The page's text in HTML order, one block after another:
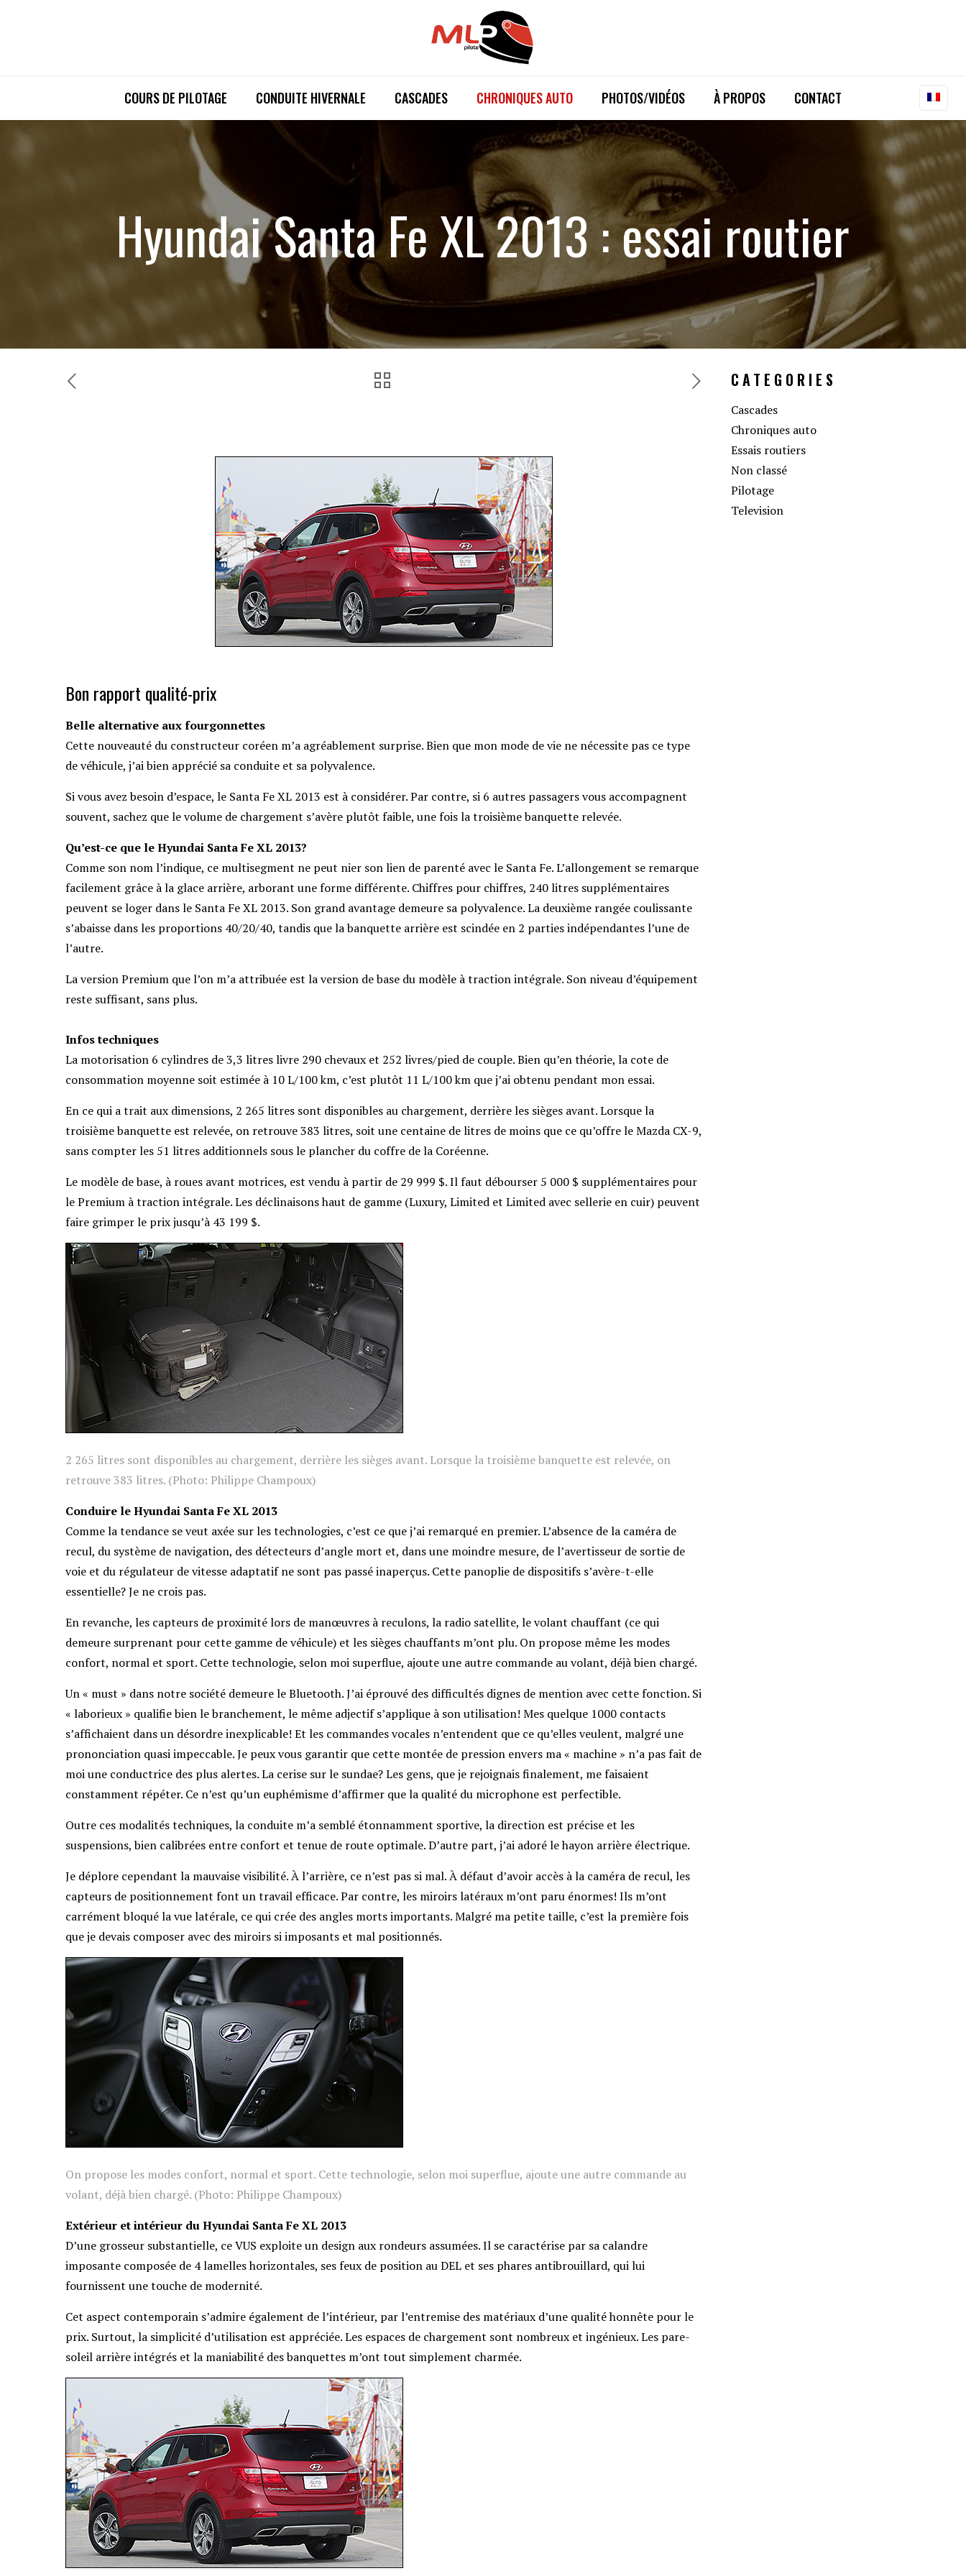
COURS DE PILOTAGE CONDUITE HIVERNALE CASCADES CHRONIQUES AUTO PHOTOS/VIDÉOS À PROPOS CONTACT
Hyundai Santa Fe XL 2013 : essai routier
Bon rapport qualité-prix
Belle alternative aux fourgonnettes
Cette nouveauté du constructeur coréen m’a agréablement surprise. Bien que mon mode de vie ne nécessite pas ce type
de véhicule, j’ai bien apprécié sa conduite et sa polyvalence.
Si vous avez besoin d’espace, le Santa Fe XL 2013 est à considérer. Par contre, si 6 autres passagers vous accompagnent
souvent, sachez que le volume de chargement s’avère plutôt faible, une fois la troisième banquette relevée.
Qu’est-ce que le Hyundai Santa Fe XL 2013?
Comme son nom l’indique, ce multisegment ne peut nier son lien de parenté avec le Santa Fe. L’allongement se remarque
facilement grâce à la glace arrière, arborant une forme différente. Chiffres pour chiffres, 240 litres supplémentaires
peuvent se loger dans le Santa Fe XL 2013. Son grand avantage demeure sa polyvalence. La deuxième rangée coulissante
s’abaisse dans les proportions 40/20/40, tandis que la banquette arrière est scindée en 2 parties indépendantes l’une de
l’autre.
La version Premium que l’on m’a attribuée est la version de base du modèle à traction intégrale. Son niveau d’équipement
reste suffisant, sans plus.
Infos techniques
La motorisation 6 cylindres de 3,3 litres livre 290 chevaux et 252 livres/pied de couple. Bien qu’en théorie, la cote de
consommation moyenne soit estimée à 10 L/100 km, c’est plutôt 11 L/100 km que j’ai obtenu pendant mon essai.
En ce qui a trait aux dimensions, 2 265 litres sont disponibles au chargement, derrière les sièges avant. Lorsque la
troisième banquette est relevée, on retrouve 383 litres, soit une centaine de litres de moins que ce qu’offre leMazda CX-9,
sans compter les 51 litres additionnels sous le plancher du coffre de la Coréenne.
Le modèle de base, à roues avant motrices, est vendu à partir de 29 999 $. Il faut débourser 5 000 $ supplémentaires pour
le Premium à traction intégrale. Les déclinaisons haut de gamme (Luxury, Limited et Limited avec sellerie en cuir) peuvent
faire grimper le prix jusqu’à 43 199 $.
2 265 litres sont disponibles au chargement, derrière les sièges avant. Lorsque la troisième banquette est relevée, on
retrouve 383 litres. (Photo: Philippe Champoux)
Conduire le Hyundai Santa Fe XL 2013
Comme la tendance se veut axée sur les technologies, c’est ce que j’ai remarqué en premier. L’absence de la caméra de
recul, du système de navigation, des détecteurs d’angle mort et, dans une moindre mesure, de l’avertisseur de sortie de
voie et du régulateur de vitesse adaptatif ne sont pas passé inaperçus. Cette panoplie de dispositifs s’avère-t-elle
essentielle? Je ne crois pas.
En revanche, les capteurs de proximité lors de manœuvres à reculons, la radio satellite, le volant chauffant (ce qui
demeure surprenant pour cette gamme de véhicule) et les sièges chauffants m’ont plu. On propose même les modes
confort, normal et sport. Cette technologie, selon moi superflue, ajoute une autre commande au volant, déjà bien chargé.
Un « must » dans notre société demeure le Bluetooth. J’ai éprouvé des difficultés dignes de mention avec cette fonction. Si
« laborieux » qualifie bien le branchement, le même adjectif s’applique à son utilisation! Mes quelque 1000 contacts
s’affichaient dans un désordre inexplicable! Et les commandes vocales n’entendent que ce qu’elles veulent, malgré une
prononciation quasi impeccable. Je peux vous garantir que cette montée de pression envers ma « machine » n’a pas fait de
moi une conductrice des plus alertes. La cerise sur le sundae? Les gens, que je rejoignais finalement, me faisaient
constamment répéter. Ce n’est qu’un euphémisme d’affirmer que la qualité du microphone est perfectible.
Outre ces modalités techniques, la conduite m’a semblé étonnamment sportive, la direction est précise et les
suspensions, bien calibrées entre confort et tenue de route optimale. D’autre part, j’ai adoré le hayon arrière électrique.
Je déplore cependant la mauvaise visibilité. À l’arrière, ce n’est pas si mal. À défaut d’avoir accès à la caméra de recul, les
capteurs de positionnement font un travail efficace. Par contre, les miroirs latéraux m’ont paru énormes! Ils m’ont
carrément bloqué la vue latérale, ce qui crée des angles morts importants. Malgré ma petite taille, c’est la première fois
que je devais composer avec des miroirs si imposants et mal positionnés.
On propose les modes confort, normal et sport. Cette technologie, selon moi superflue, ajoute une autre commande au
volant, déjà bien chargé. (Photo: Philippe Champoux)
Extérieur et intérieur du Hyundai Santa Fe XL 2013
D’une grosseur substantielle, ce VUS exploite un design aux rondeurs assumées. Il se caractérise par sa calandre
imposante composée de 4 lamelles horizontales, ses feux de position au DEL et ses phares antibrouillard, qui lui
fournissent une touche de modernité.
Cet aspect contemporain s’admire également de l’intérieur, par l’entremise des matériaux d’une qualité honnête pour le
prix. Surtout, la simplicité d’utilisation est appréciée. Les espaces de chargement sont nombreux et ingénieux. Les pare-
soleil arrière intégrés et la maniabilité des banquettes m’ont tout simplement charmée.
CATEGORIES
Cascades
Chroniques auto
Essais routiers
Non classé
Pilotage
Television